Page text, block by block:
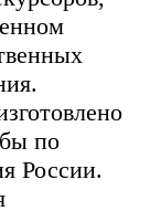
по
России.